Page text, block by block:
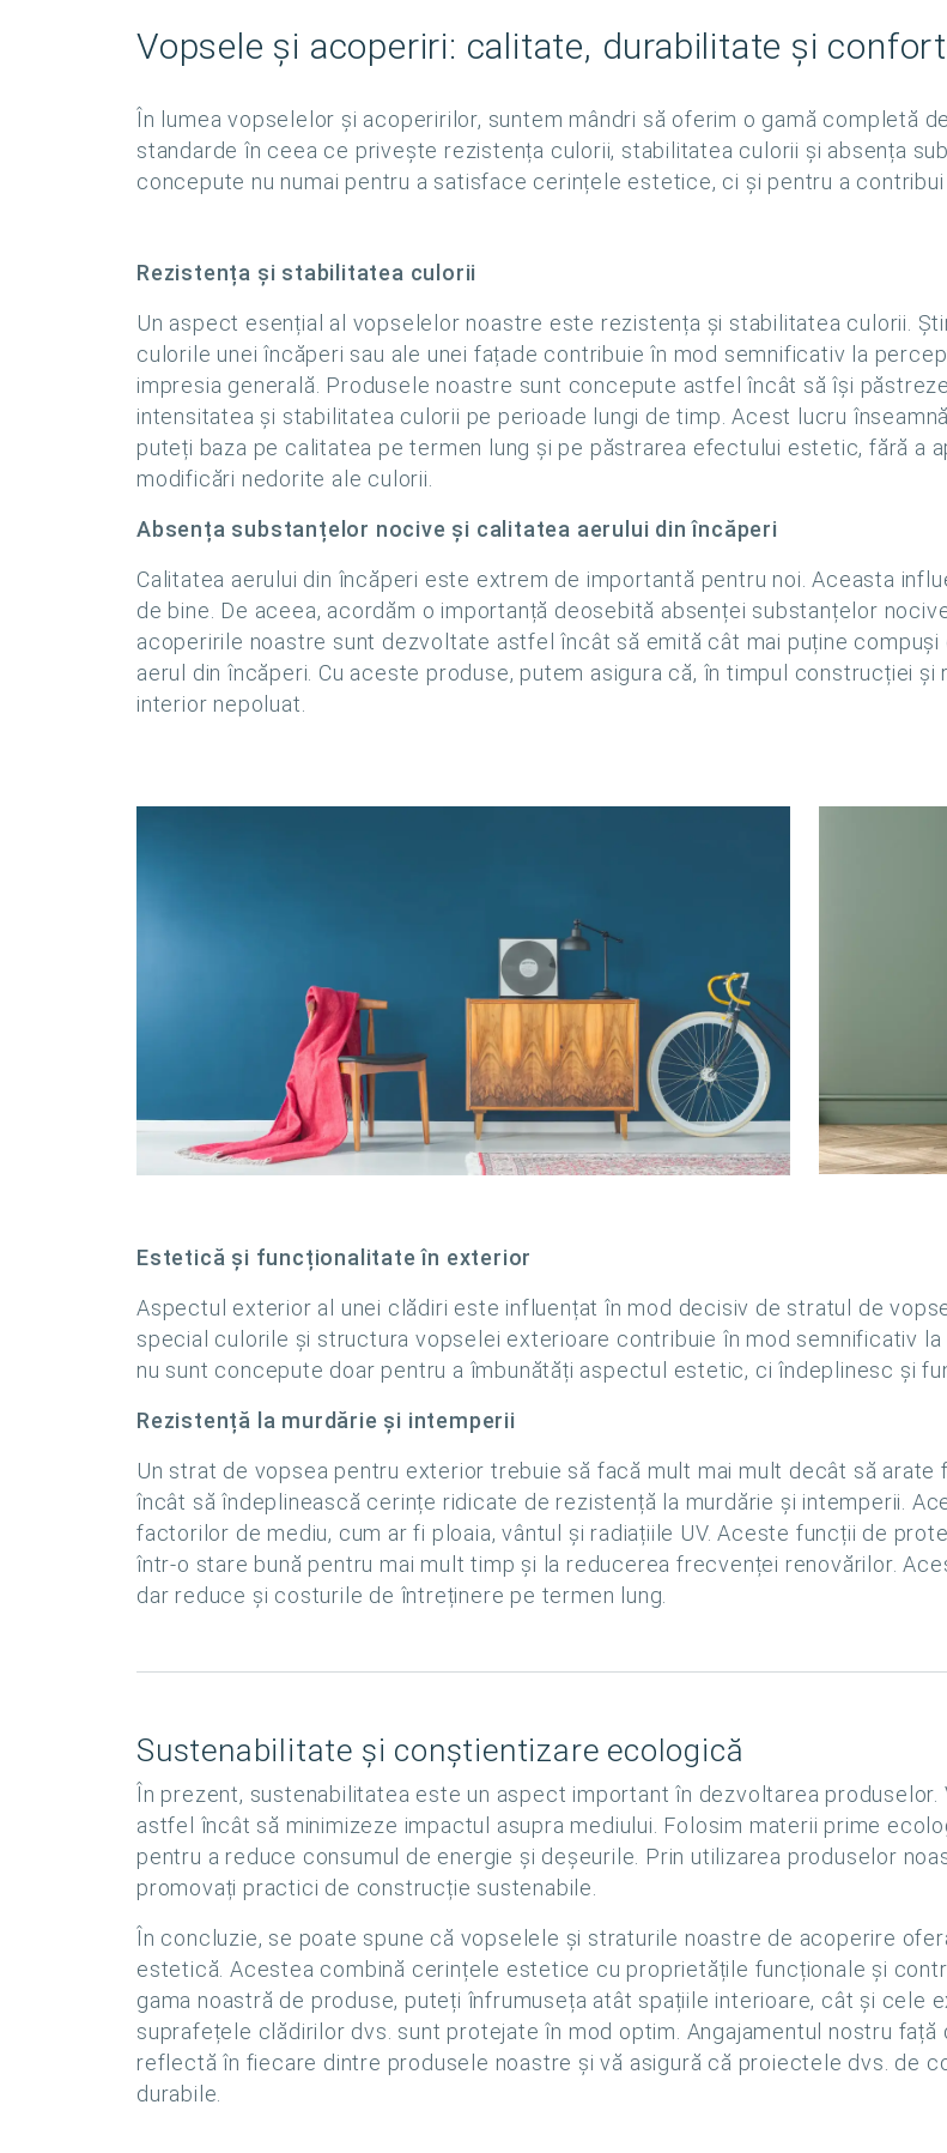
Vopsele și acoperiri: calitate, durabilitate și confort
În lumea vopselelor și acoperirilor, suntem mândri să oferim o gamă completă
standarde în ceea ce privește rezistența culorii, stabilitatea culorii și absența
concepute nu numai pentru a satisface cerințele estetice, ci și pentru a
Rezistența și stabilitatea culorii
Un aspect esențial al vopselelor noastre este rezistența și stabilitatea culorii.
culorile unei încăperi sau ale unei fațade contribuie în mod semnificativ la
impresia generală. Produsele noastre sunt concepute astfel încât să își păstreze
intensitatea și stabilitatea culorii pe perioade lungi de timp. Acest lucru
puteți baza pe calitatea pe termen lung și pe păstrarea efectului estetic, fără a
modificări nedorite ale culorii.
Absența substanțelor nocive și calitatea aerului din încăperi
Calitatea aerului din încăperi este extrem de importantă pentru noi. Aceasta
de bine. De aceea, acordăm o importanță deosebită absenței substanțelor
acoperirile noastre sunt dezvoltate astfel încât să emită cât mai puține
aerul din încăperi. Cu aceste produse, putem asigura că, în timpul construcției
interior nepoluat.
Estetică și funcționalitate în exterior
Aspectul exterior al unei clădiri este influențat în mod decisiv de stratul de
special culorile și structura vopselei exterioare contribuie în mod semnificativ
nu sunt concepute doar pentru a îmbunătăți aspectul estetic, ci îndeplinesc și
Rezistență la murdărie și intemperii
Un strat de vopsea pentru exterior trebuie să facă mult mai mult decât să
încât să îndeplinească cerințe ridicate de rezistență la murdărie și intemperii.
factorilor de mediu, cum ar fi ploaia, vântul și radiațiile UV. Aceste funcții de
într-o stare bună pentru mai mult timp și la reducerea frecvenței renovărilor.
dar reduce și costurile de întreținere pe termen lung.
Sustenabilitate și conștientizare ecologică
În prezent, sustenabilitatea este un aspect important în dezvoltarea
astfel încât să minimizeze impactul asupra mediului. Folosim materii prime
pentru a reduce consumul de energie și deșeurile. Prin utilizarea produselor
promovați practici de construcție sustenabile.
În concluzie, se poate spune că vopselele și straturile noastre de acoperire
estetică. Acestea combină cerințele estetice cu proprietățile funcționale și
gama noastră de produse, puteți înfrumuseța atât spațiile interioare, cât și cele
suprafețele clădirilor dvs. sunt protejate în mod optim. Angajamentul nostru
reflectă în fiecare dintre produsele noastre și vă asigură că proiectele dvs. de
durabile.